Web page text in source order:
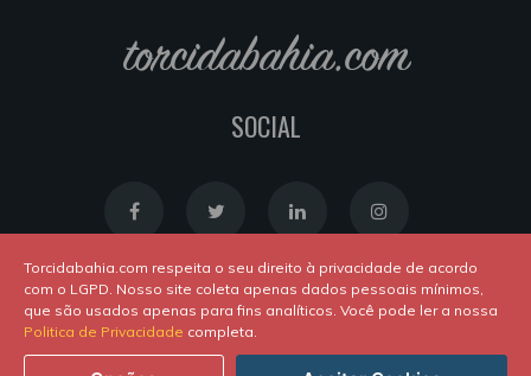
torcidabahia.com
SOCIAL
Política de Cookies|Política de Privacidade
Powered byNewton Duarte. ALl rights reserved © 2020
Torcidabahia.com respeita o seu direito à privacidade de acordo
com o LGPD. Nosso site coleta apenas dados pessoais mínimos,
que são usados apenas para fins analíticos. Você pode ler a nossa
Politica de Privacidade completa.